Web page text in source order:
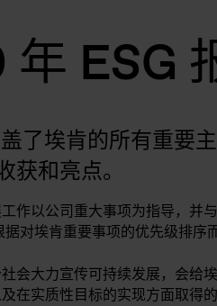
ESG
了埃肯的所有重要
获和亮点。
作以公司重大事项为指导，并
对埃肯重要事项的优先级排序
会大力宣传可持续发展，会给
在实质性目标的实现方面取得